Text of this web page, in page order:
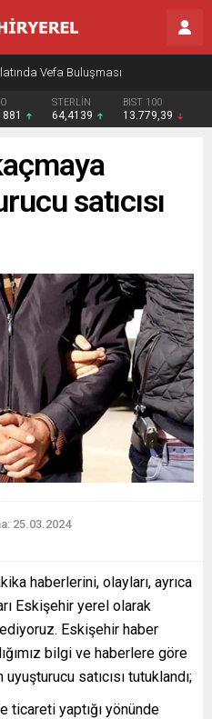
Vefa Buluşması
STERLİN
64,4139
BIST 100
13.779,39
satıcısı
25.03.2024
haberlerini, olayları, ayrıca
Eskişehir yerel olarak
Eskişehir haber
bilgi ve haberlere göre
satıcısı tutuklandı;
ticareti yaptığı yönünde